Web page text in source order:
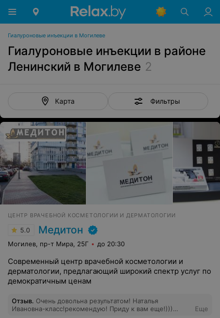
Гиалуроновые инъекции в Могилеве
Гиалуроновые инъекции в районе
Ленинский в Могилеве 2
Карта Фильтры
ЦЕНТР ВРАЧЕБНОЙ КОСМЕТОЛОГИИ И ДЕРМАТОЛОГИИ
5.0 Медитон
Могилев, пр-т Мира, 25Г до 20:30
Современный центр врачебной косметологии и
дерматологии, предлагающий широкий спектр услуг по
демократичным ценам
Отзыв. Очень довольна результатом! Наталья
Ивановна-класс!рекомендую! Приду к вам еще!)))
Еще